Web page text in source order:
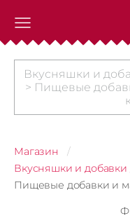
Вкусняшки и
> Пищевые
Магазин
Вкусняшки и добавки
Пищевые добавки и